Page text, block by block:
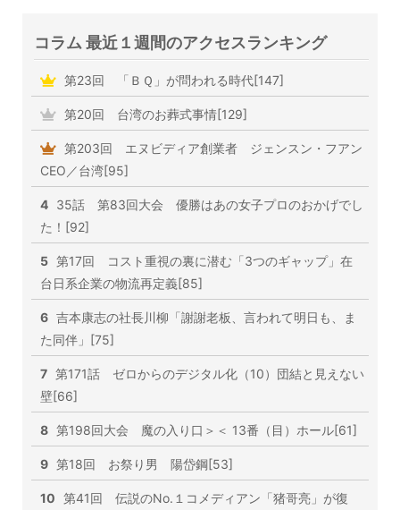
コラム 最近１週間のアクセスランキング
第23回 「ＢＱ」が問われる時代[147]
第20回 台湾のお葬式事情[129]
第203回 エヌビディア創業者 ジェンスン・フアン
CEO／台湾[95]
4 35話 第83回大会 優勝はあの女子プロのおかげでし
た！[92]
5 第17回 コスト重視の裏に潜む「3つのギャップ」在
台日系企業の物流再定義[85]
6 吉本康志の社長川柳「謝謝老板、言われて明日も、ま
た同伴」[75]
7 第171話 ゼロからのデジタル化（10）団結と見えない
壁[66]
8 第198回大会 魔の入り口＞＜ 13番（目）ホール[61]
9 第18回 お祭り男 陽岱鋼[53]
10 第41回 伝説のNo.１コメディアン「猪哥亮」が復